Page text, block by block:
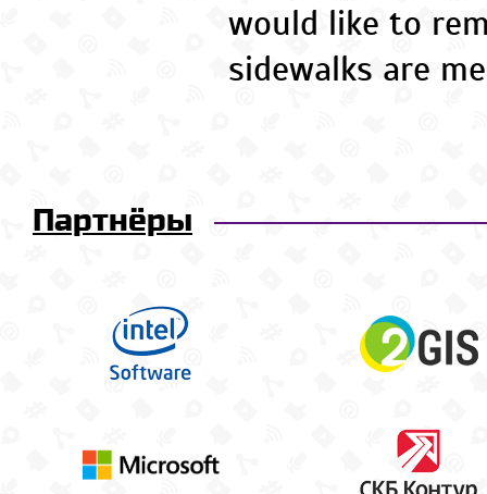
would like to
sidewalks are
Партнёры